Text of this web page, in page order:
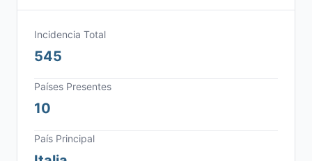
Incidencia Total
545
Países Presentes
10
País Principal